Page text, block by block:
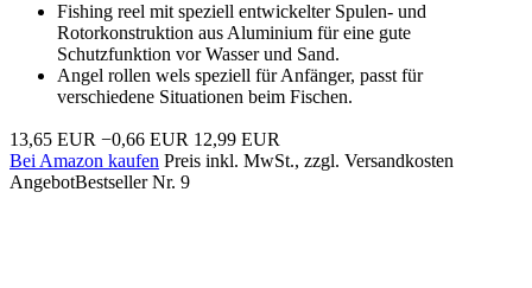
Fishing reel mit speziell entwickelter Spulen- und
Rotorkonstruktion aus Aluminium für eine gute
Schutzfunktion vor Wasser und Sand.
Angel rollen wels speziell für Anfänger, passt für
verschiedene Situationen beim Fischen.
13,65 EUR −0,66 EUR 12,99 EUR
Bei Amazon kaufen Preis inkl. MwSt., zzgl. Versandkosten
AngebotBestseller Nr. 9